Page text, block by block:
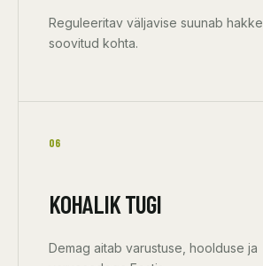
Reguleeritav väljavise suunab hakke
soovitud kohta.
06
KOHALIK TUGI
Demag aitab varustuse, hoolduse ja